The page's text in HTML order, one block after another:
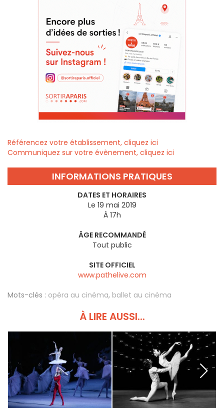
Référencez votre établissement, cliquez ici
Communiquez sur votre évènement, cliquez ici
INFORMATIONS PRATIQUES
DATES ET HORAIRES
Le 19 mai 2019
À 17h
ÂGE RECOMMANDÉ
Tout public
SITE OFFICIEL
www.pathelive.com
Mots-clés : opéra au cinéma, ballet au cinéma
À LIRE AUSSI...